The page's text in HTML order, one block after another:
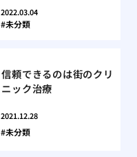
2022.03.04
未分類
信頼できるのは街のクリ
ニック治療
2021.12.28
未分類